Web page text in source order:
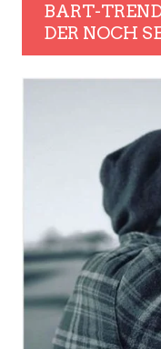
BART-
DER NOCH